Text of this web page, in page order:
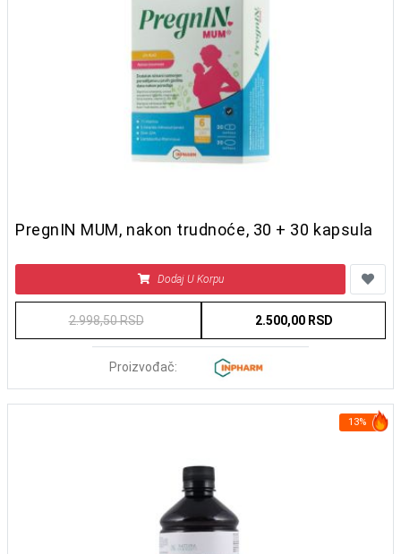
PregnIN MUM, nakon trudnoće, 30 + 30 kapsula
Dodaj U Korpu
2.998,50 RSD 2.500,00 RSD
Proizvođač:
13%